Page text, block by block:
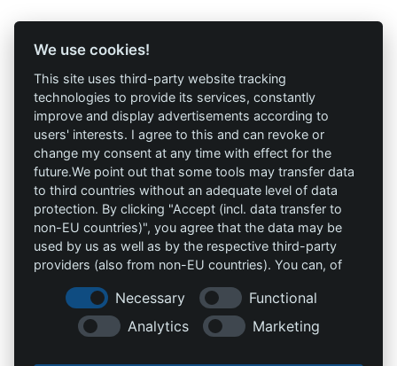
Profi-Marken
AAV Arbeitsschutz
GmbH
Allprotec® Just work
safe
Omniprotect –
Onlineshop
Marketing
AGB`s
Datenschutz
Impressum
Kontakt
info@die-schutzprofis.de
We use cookies!
This site uses third-party website tracking
technologies to provide its services, constantly
improve and display advertisements according to
users' interests. I agree to this and can revoke or
change my consent at any time with effect for the
future.We point out that some tools may transfer data
to third countries without an adequate level of data
protection. By clicking "Accept (incl. data transfer to
non-EU countries)", you agree that the data may be
used by us as well as by the respective third-party
providers (also from non-EU countries). You can, of
Necessary
Functional
Analytics
Marketing